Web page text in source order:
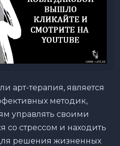
арт-терапия, является
методик,
управлять своими
со стрессом и находить
решения жизненных